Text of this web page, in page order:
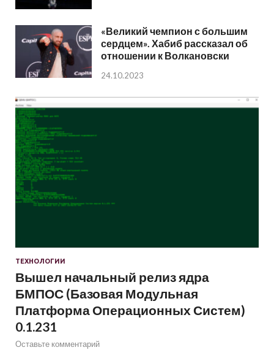
«Великий чемпион с большим
сердцем». Хабиб рассказал об
отношении к Волкановски
24.10.2023
ТЕХНОЛОГИИ
Вышел начальный релиз ядра
БМПОС (Базовая Модульная
Платформа Операционных Систем)
0.1.231
Оставьте комментарий